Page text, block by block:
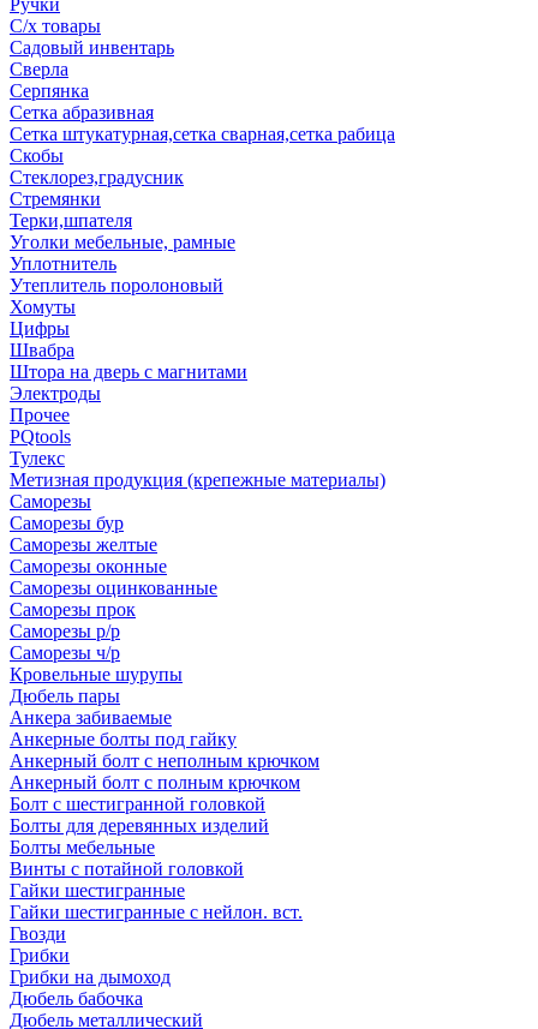
Ручки
С/х товары
Садовый инвентарь
Сверла
Серпянка
Сетка абразивная
Сетка штукатурная,сетка сварная,сетка рабица
Скобы
Стеклорез,градусник
Стремянки
Терки,шпателя
Уголки мебельные, рамные
Уплотнитель
Утеплитель поролоновый
Хомуты
Цифры
Швабра
Штора на дверь с магнитами
Электроды
Прочее
PQtools
Тулекс
Метизная продукция (крепежные материалы)
Саморезы
Саморезы бур
Саморезы желтые
Саморезы оконные
Саморезы оцинкованные
Саморезы прок
Саморезы р/р
Саморезы ч/р
Кровельные шурупы
Дюбель пары
Анкера забиваемые
Анкерные болты под гайку
Анкерный болт с неполным крючком
Анкерный болт с полным крючком
Болт с шестигранной головкой
Болты для деревянных изделий
Болты мебельные
Винты с потайной головкой
Гайки шестигранные
Гайки шестигранные с нейлон. вст.
Гвозди
Грибки
Грибки на дымоход
Дюбель бабочка
Дюбель металлический